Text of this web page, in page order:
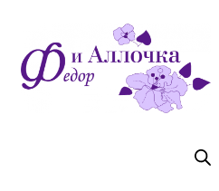
до
навігації
до
контенту